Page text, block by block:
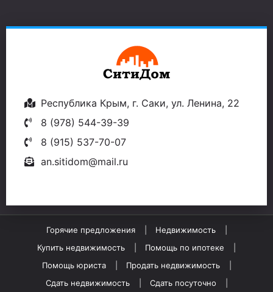
Республика Крым, г. Саки, ул. Ленина, 22
8 (978) 544-39-39
8 (915) 537-70-07
an.sitidom@mail.ru
Горячие предложения
Недвижимость
Купить недвижимость
Помощь по ипотеке
Помощь юриста
Продать недвижимость
Сдать недвижимость
Сдать посуточно